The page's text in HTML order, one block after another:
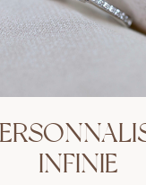
INFINIE